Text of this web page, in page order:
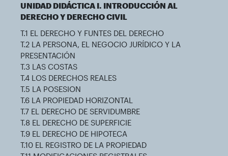
UNIDAD DIDÁCTICA I. INTRODUCCIÓN AL
DERECHO Y DERECHO CIVIL
T.1 EL DERECHO Y FUNTES DEL DERECHO
T.2 LA PERSONA, EL NEGOCIO JURÍDICO Y LA
PRESENTACIÓN
T.3 LAS COSTAS
T.4 LOS DERECHOS REALES
T.5 LA POSESION
T.6 LA PROPIEDAD HORIZONTAL
T.7 EL DERECHO DE SERVIDUMBRE
T.8 EL DERECHO DE SUPERFICIE
T.9 EL DERECHO DE HIPOTECA
T.10 EL REGISTRO DE LA PROPIEDAD